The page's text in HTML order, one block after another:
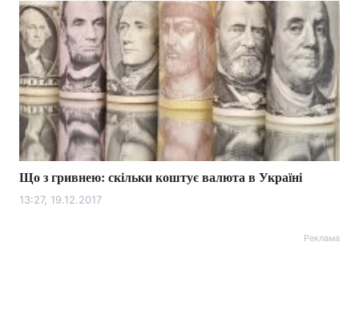
Що з гривнею: скільки коштує валюта в Україні
13:27, 19.12.2017
Реклама